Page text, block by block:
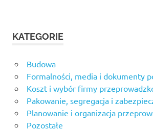
KATEGORIE
Budowa
Formalności, media i dokumenty
Koszt i wybór firmy
Pakowanie, segregacja i
Planowanie i organizacja
Pozostałe